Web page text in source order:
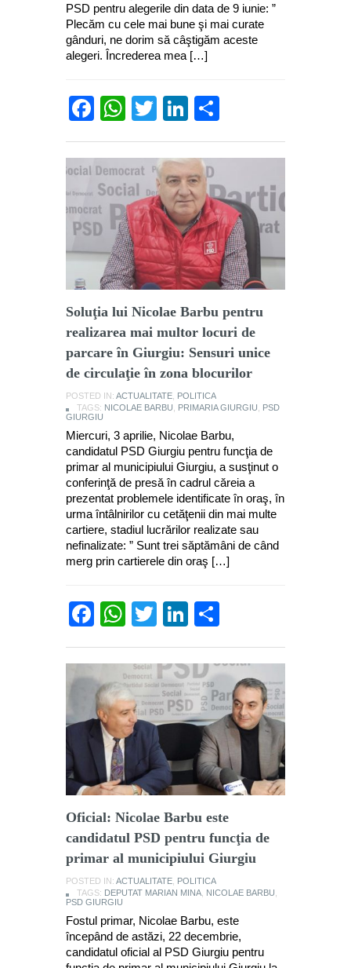
PSD pentru alegerile din data de 9 iunie: ”
Plecăm cu cele mai bune şi mai curate
gânduri, ne dorim să câştigăm aceste
alegeri. Încrederea mea […]
Facebook
WhatsApp
TwitterLinkedIn
Soluţia lui Nicolae Barbu pentru
realizarea mai multor locuri de
parcare în Giurgiu: Sensuri unice
de circulaţie în zona blocurilor
POSTED IN: ACTUALITATE POLITICA
TAGS: NICOLAE BARBU PRIMARIA GIURGIU
PSD
GIURGIU
Miercuri, 3 aprilie, Nicolae Barbu,
candidatul PSD Giurgiu pentru funcţia de
primar al municipiului Giurgiu, a susţinut o
conferinţă de presă în cadrul căreia a
prezentat problemele identificate în oraş, în
urma întâlnirilor cu cetăţenii din mai multe
cartiere, stadiul lucrărilor realizate sau
nefinalizate: ” Sunt trei săptămâni de când
merg prin cartierele din oraş […]
Facebook
WhatsApp
TwitterLinkedIn
Oficial: Nicolae Barbu este
candidatul PSD pentru funcţia de
primar al municipiului Giurgiu
POSTED IN: ACTUALITATE POLITICA
TAGS: DEPUTAT MARIAN MINA NICOLAE BARBU
PSD GIURGIU
Fostul primar, Nicolae Barbu, este
începând de astăzi, 22 decembrie,
candidatul oficial al PSD Giurgiu pentru